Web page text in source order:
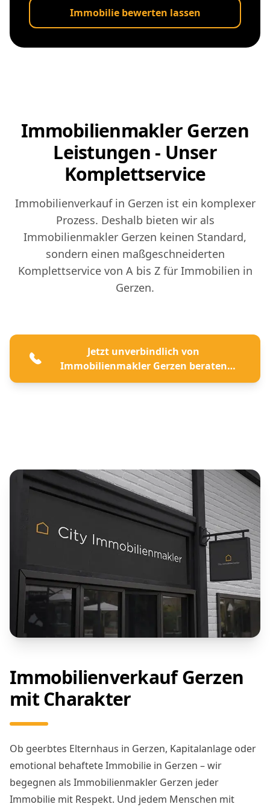
Immobilie bewerten lassen
Immobilienmakler Gerzen
Leistungen - Unser
Komplettservice
Immobilienverkauf in Gerzen ist ein komplexer
Prozess. Deshalb bieten wir als
Immobilienmakler Gerzen keinen Standard,
sondern einen maßgeschneiderten
Komplettservice von A bis Z für Immobilien in
Gerzen.
Jetzt unverbindlich von
Immobilienmakler Gerzen beraten
lassen
Immobilienverkauf Gerzen
mit Charakter
Ob geerbtes Elternhaus in Gerzen, Kapitalanlage oder
emotional behaftete Immobilie in Gerzen – wir
begegnen als Immobilienmakler Gerzen jeder
Immobilie mit Respekt. Und jedem Menschen mit